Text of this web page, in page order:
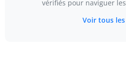
vérifiés pour naviguer
Voir tous